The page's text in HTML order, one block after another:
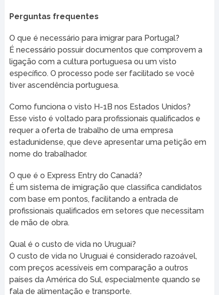
Perguntas frequentes
O que é necessário para imigrar para Portugal?
É necessário possuir documentos que comprovem a
ligação com a cultura portuguesa ou um visto
específico. O processo pode ser facilitado se você
tiver ascendência portuguesa.
Como funciona o visto H-1B nos Estados Unidos?
Esse visto é voltado para profissionais qualificados e
requer a oferta de trabalho de uma empresa
estadunidense, que deve apresentar uma petição em
nome do trabalhador.
O que é o Express Entry do Canadá?
É um sistema de imigração que classifica candidatos
com base em pontos, facilitando a entrada de
profissionais qualificados em setores que necessitam
de mão de obra.
Qual é o custo de vida no Uruguai?
O custo de vida no Uruguai é considerado razoável,
com preços acessíveis em comparação a outros
países da América do Sul, especialmente quando se
fala de alimentação e transporte.